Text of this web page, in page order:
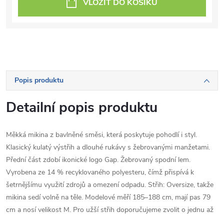
VLOŽIT DO KOŠÍKU
Popis produktu
Detailní popis produktu
Měkká mikina z bavlněné směsi, která poskytuje pohodlí i styl.
Klasický kulatý výstřih a dlouhé rukávy s žebrovanými manžetami.
Přední část zdobí ikonické logo Gap. Žebrovaný spodní lem.
Vyrobena ze 14 % recyklovaného polyesteru, čímž přispívá k
šetrnějšímu využití zdrojů a omezení odpadu. Střih: Oversize, takže
mikina sedí volně na těle. Modelové měří 185–188 cm, mají pas 79
cm a nosí velikost M. Pro užší střih doporučujeme zvolit o jednu až